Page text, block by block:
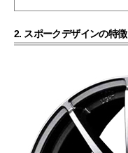
2. スポークデザインの特徴